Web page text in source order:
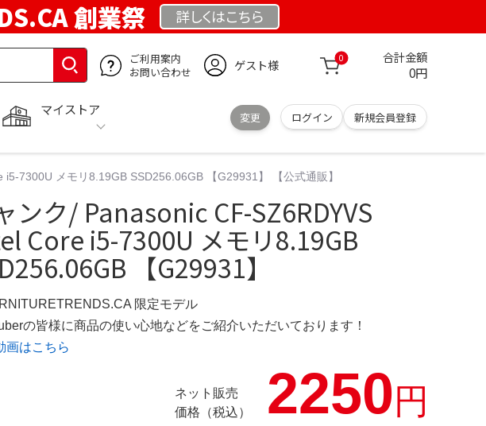
創業祭 詳しくはこちら
ご利用案内
お問い合わせ
ゲスト様 0 合計金額
0円
マイストア
変更 ログイン 新規会員登録
7300U メモリ8.19GB SSD256.06GB 【G29931】 【公式通販】
ンク/ Panasonic CF-SZ6RDYVS
Core i5-7300U メモリ8.19GB
【G29931】
限定モデル
の皆様に商品の使い心地などをご紹介いただいております！
画はこちら
ネット販売
価格（税込）
2250円